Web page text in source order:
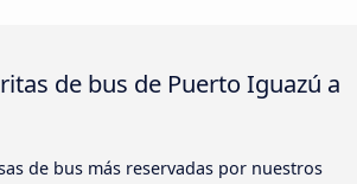
de bus de Puerto Iguazú a
de bus más reservadas por nuestros